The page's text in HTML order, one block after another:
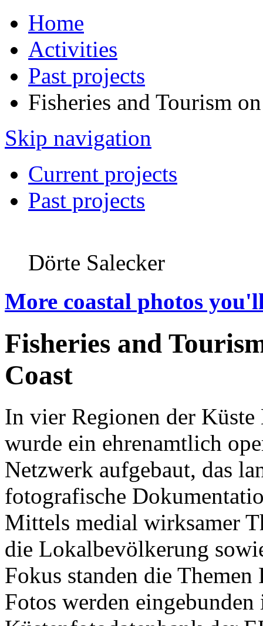
Home
Activities
Past projects
Fisheries and Tourism
Skip navigation
Current projects
Past projects
Dörte Salecker
More coastal photos
Fisheries and
Coast
In vier Regionen der
wurde ein ehrenamtlich
Netzwerk aufgebaut, das
fotografische
Mittels medial wirksamer
die Lokalbevölkerung
Fokus standen die
Fotos werden eingebunden